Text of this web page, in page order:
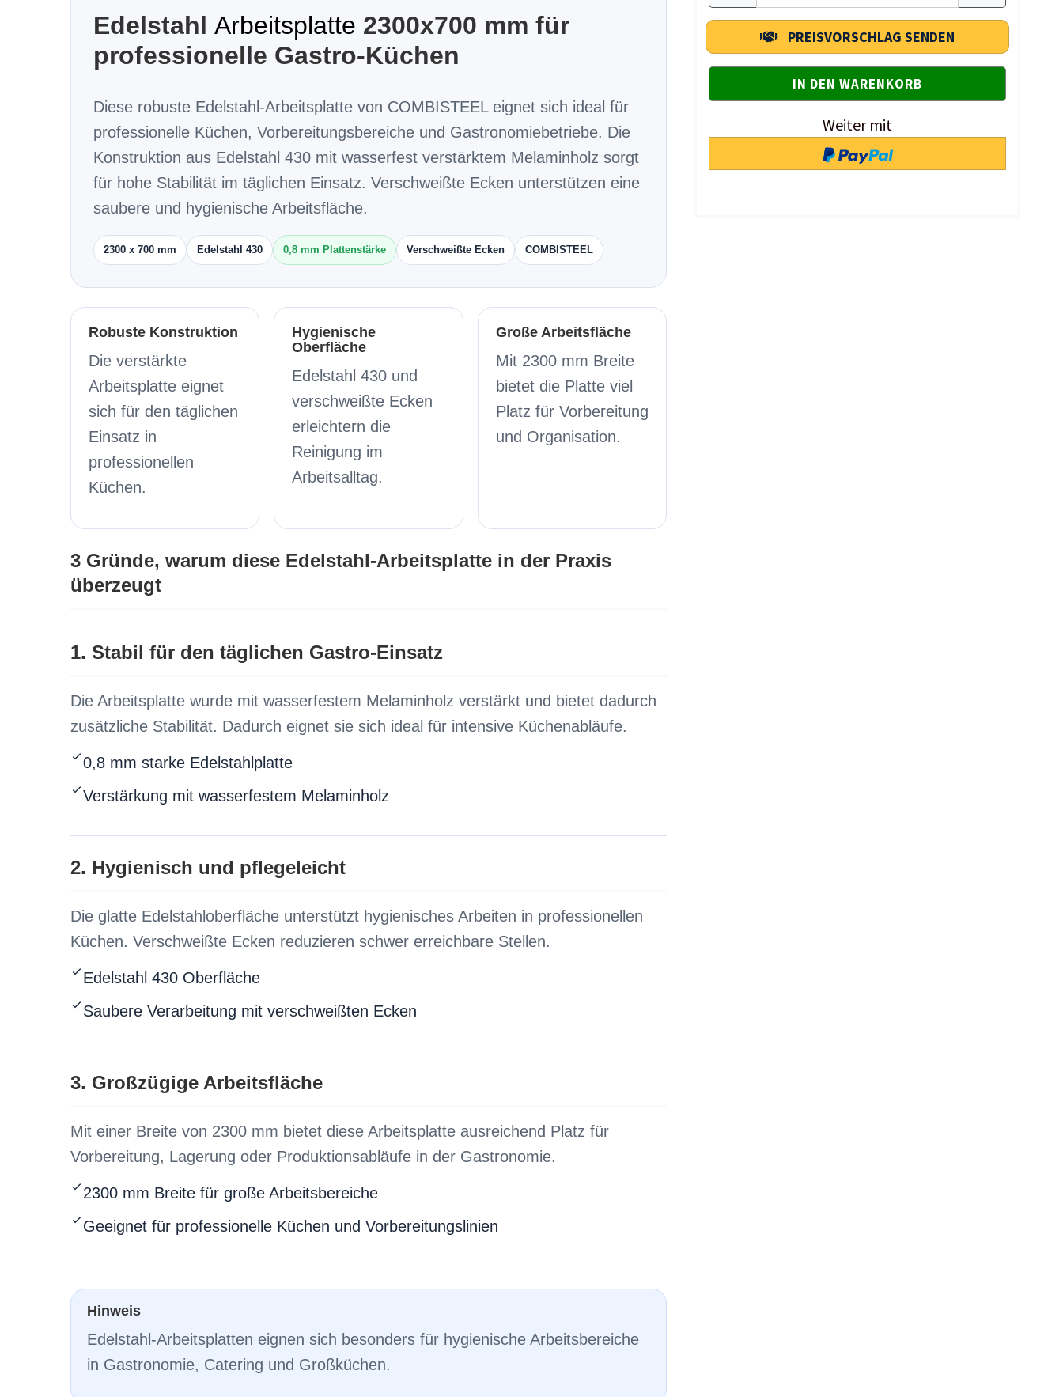
PREISVORSCHLAG SENDEN
Weiter mit
Edelstahl Arbeitsplatte 2300x700 mm für
professionelle Gastro-Küchen
Diese robuste Edelstahl-Arbeitsplatte von COMBISTEEL eignet sich ideal für
professionelle Küchen, Vorbereitungsbereiche und Gastronomiebetriebe. Die
Konstruktion aus Edelstahl 430 mit wasserfest verstärktem Melaminholz sorgt
für hohe Stabilität im täglichen Einsatz. Verschweißte Ecken unterstützen eine
saubere und hygienische Arbeitsfläche.
2300 x 700 mm Edelstahl 430 0,8 mm Plattenstärke Verschweißte Ecken COMBISTEEL
Robuste Konstruktion
Die verstärkte
Arbeitsplatte eignet
sich für den täglichen
Einsatz in
professionellen
Küchen.
Hygienische
Oberfläche
Edelstahl 430 und
verschweißte Ecken
erleichtern die
Reinigung im
Arbeitsalltag.
Große Arbeitsfläche
Mit 2300 mm Breite
bietet die Platte viel
Platz für Vorbereitung
und Organisation.
3 Gründe, warum diese Edelstahl-Arbeitsplatte in der Praxis
überzeugt
1. Stabil für den täglichen Gastro-Einsatz
Die Arbeitsplatte wurde mit wasserfestem Melaminholz verstärkt und bietet dadurch
zusätzliche Stabilität. Dadurch eignet sie sich ideal für intensive Küchenabläufe.
0,8 mm starke Edelstahlplatte
Verstärkung mit wasserfestem Melaminholz
2. Hygienisch und pflegeleicht
Die glatte Edelstahloberfläche unterstützt hygienisches Arbeiten in professionellen
Küchen. Verschweißte Ecken reduzieren schwer erreichbare Stellen.
Edelstahl 430 Oberfläche
Saubere Verarbeitung mit verschweißten Ecken
3. Großzügige Arbeitsfläche
Mit einer Breite von 2300 mm bietet diese Arbeitsplatte ausreichend Platz für
Vorbereitung, Lagerung oder Produktionsabläufe in der Gastronomie.
2300 mm Breite für große Arbeitsbereiche
Geeignet für professionelle Küchen und Vorbereitungslinien
Hinweis
Edelstahl-Arbeitsplatten eignen sich besonders für hygienische Arbeitsbereiche
in Gastronomie, Catering und Großküchen.